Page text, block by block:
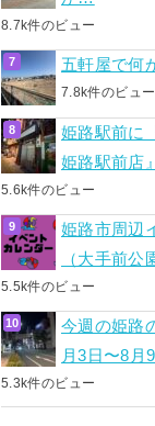
8.7k件のビュー
五軒屋で何
7.8k件のビュー
姫路駅前に
姫路駅前店
5.6k件のビュー
姫路市周辺
（大手前公
5.5k件のビュー
今週の姫路
月3日〜8月9
5.3k件のビュー